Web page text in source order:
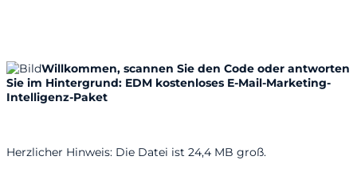
Willkommen, scannen Sie den Code oder antworten
Sie im Hintergrund: EDM kostenloses E-Mail-Marketing-
Intelligenz-Paket
Herzlicher Hinweis: Die Datei ist 24,4 MB groß.